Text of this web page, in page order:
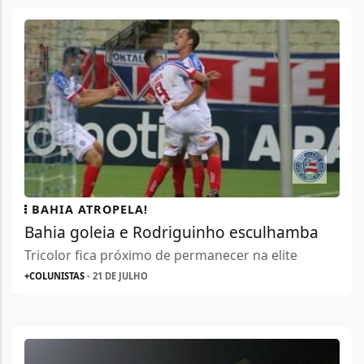
BAHIA ATROPELA!
Bahia goleia e Rodriguinho esculhamba
Tricolor fica próximo de permanecer na elite
+COLUNISTAS - 21 DE JULHO